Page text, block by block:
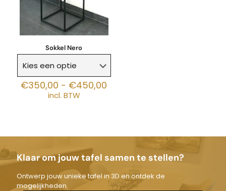
Sokkel Nero
€350,00 - €450,00
incl. BTW
Klaar om jouw tafel samen te stellen?
Ontwerp jouw unieke tafel in 3D en ontdek de
mogelijkheden.